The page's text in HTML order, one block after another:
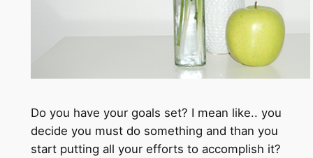
Do you have your goals set? I mean like.. you
decide you must do something and than you
start putting all your efforts to accomplish it?